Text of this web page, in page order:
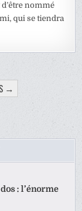
d’être nommé
qui se tiendra
→
: l’énorme